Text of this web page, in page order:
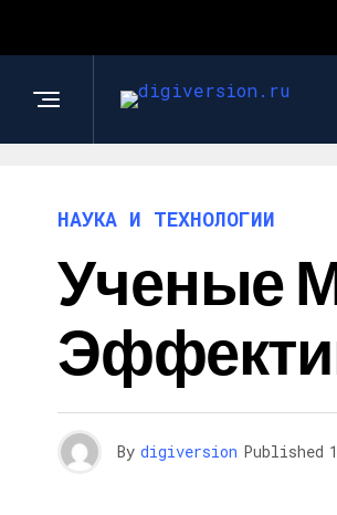
НАУКА И ТЕХНОЛОГИИ
Ученые
By digiversion Published